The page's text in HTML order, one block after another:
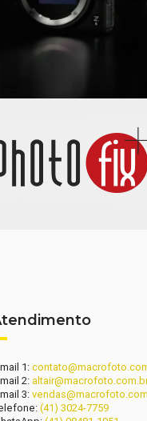
1:
2:
3:
(41) 3024-7759